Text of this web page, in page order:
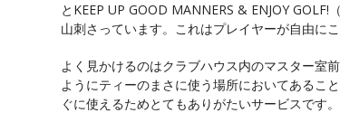
とKEEP UP GOOD MANNERS & ENJOY
山刺さっています。これはプレイヤーが自由に
よく見かけるのはクラブハウス内のマスター室
ようにティーのまさに使う場所においてあるこ
ぐに使えるためとてもありがたいサービスです。